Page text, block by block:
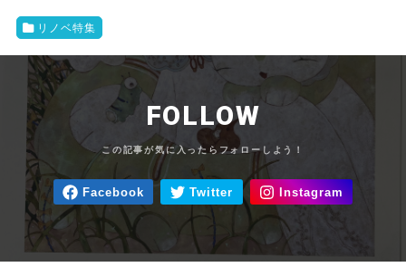
リノベ特集
FOLLOW